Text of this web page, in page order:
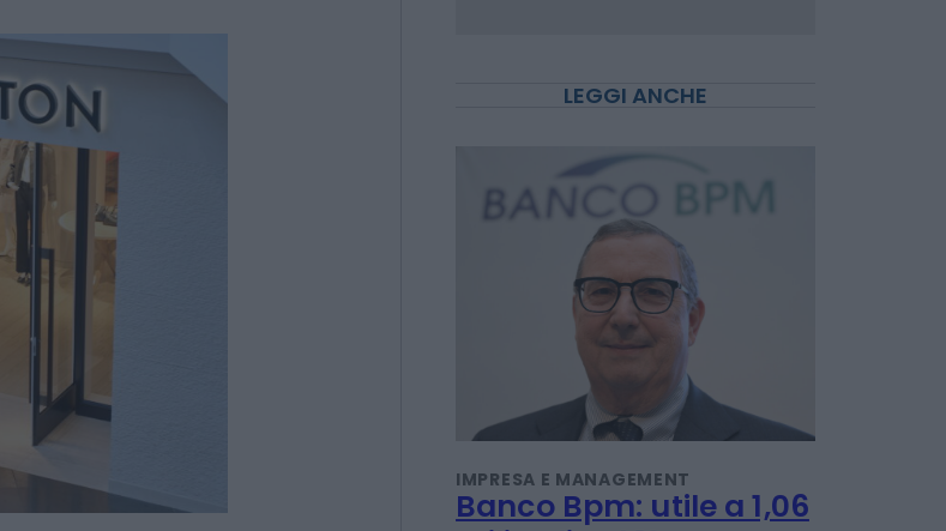
ha
di euro
LEGGI ANCHE